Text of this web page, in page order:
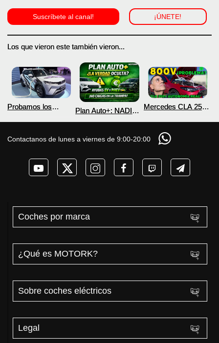
Suscríbete al canal! ¡ÚNETE!
Los que vieron este también vieron...
Probamos los
DM-i y EV con más
Plan Auto+: NADIE
coches eléctricos y
PHEV 2026
Mercedes CLA 250+
COCHE que NO lo
necesita? PRUEBA
de AUTONOMÍA
Contactanos de lunes a viernes de 9:00-20:00
Coches por marca
¿Qué es MOTORK?
Sobre coches eléctricos
Legal